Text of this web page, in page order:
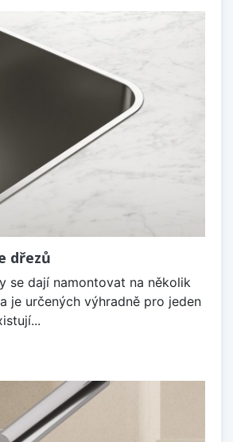
dřezů
se dají namontovat na několik
je určených výhradně pro jeden